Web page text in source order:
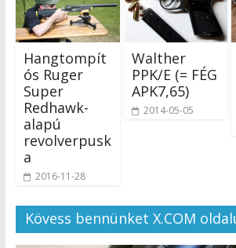
Hangtompít
ós Ruger
Super
Redhawk-
alapú
revolverpusk
a
2016-11-28
Walther
PPK/E (= FÉG
APK7,65)
2014-05-05
Kövess bennünket X.COM